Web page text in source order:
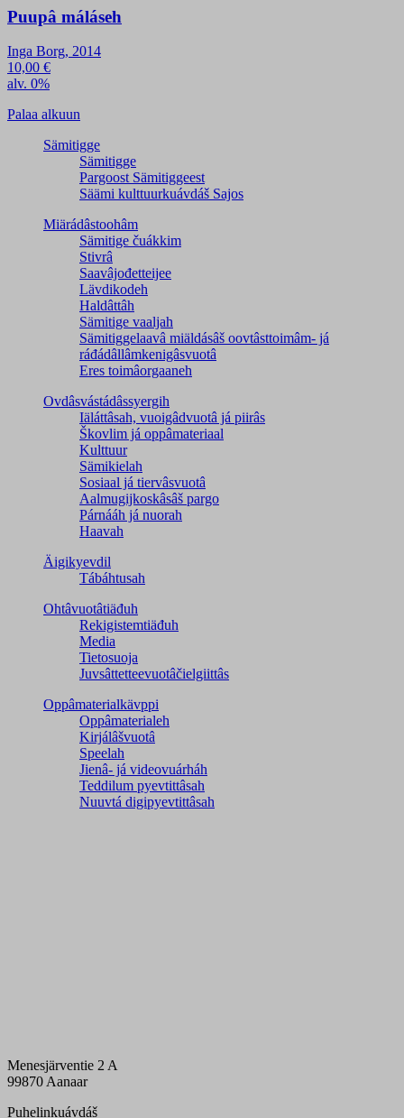
Puupâ máláseh
Inga Borg, 2014
10,00 €
alv. 0%
Palaa alkuun
Sämitigge
Sämitigge
Pargoost Sämitiggeest
Säämi kulttuurkuávdáš Sajos
Miärádâstoohâm
Sämitige čuákkim
Stivrâ
Saavâjođetteijee
Lävdikodeh
Haldâttâh
Sämitige vaaljah
Sämitiggelaavâ miäldásâš oovtâsttoimâm- já
ráđádâllâmkenigâsvuotâ
Eres toimâorgaaneh
Ovdâsvástádâssyergih
Iäláttâsah, vuoigâdvuotâ já piirâs
Škovlim já oppâmateriaal
Kulttuur
Sämikielah
Sosiaal já tiervâsvuotâ
Aalmugijkoskâsâš pargo
Párnááh já nuorah
Haavah
Äigikyevdil
Tábáhtusah
Ohtâvuotâtiäđuh
Rekigistemtiäđuh
Media
Tietosuoja
Juvsâttetteevuotâčielgiittâs
Oppâmaterialkävppi
Oppâmaterialeh
Kirjálâšvuotâ
Speelah
Jienâ- já videovuárháh
Teddilum pyevtittâsah
Nuuvtá digipyevtittâsah
Menesjärventie 2 A
99870 Aanaar
Puhelinkuávdáš